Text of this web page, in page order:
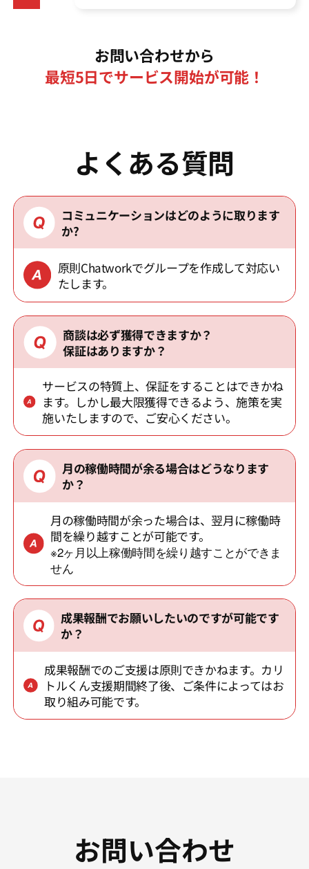
お問い合わせから
最短5日でサービス開始が可能！
よくある質問
コミュニケーションはどのように取ります
か?
原則Chatworkでグループを作成して対応い
たします。
商談は必ず獲得できますか？
保証はありますか？
サービスの特質上、保証をすることはできかね
ます。しかし最大限獲得できるよう、施策を実
施いたしますので、ご安心ください。
月の稼働時間が余る場合はどうなります
か？
月の稼働時間が余った場合は、翌月に稼働時
間を繰り越すことが可能です。
※2ヶ月以上稼働時間を繰り越すことができま
せん
成果報酬でお願いしたいのですが可能です
か？
成果報酬でのご支援は原則できかねます。カリ
トルくん支援期間終了後、ご条件によってはお
取り組み可能です。
お問い合わせ